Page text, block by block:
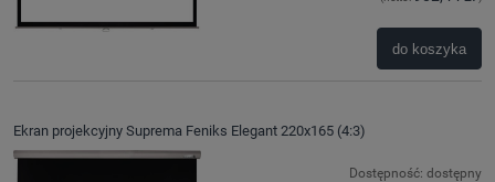
do koszyka
Ekran projekcyjny Suprema Feniks Elegant 220x165 (4:3)
Dostępność: dostępny